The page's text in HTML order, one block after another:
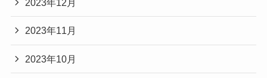
2023年12月
2023年11月
2023年10月